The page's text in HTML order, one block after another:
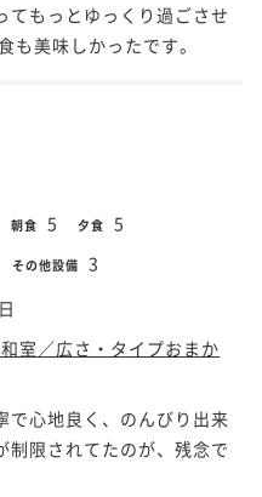
てもっとゆっくり過ごさせ
も美味しかったです。
朝食 5 夕食 5
その他設備 3
室／広さ・タイプおまか
で心地良く、のんびり出来
制限されてたのが、残念で